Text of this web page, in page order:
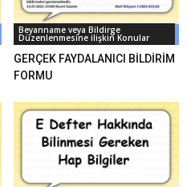
Beyanname veya Bildirge
Düzenlenmesine ilişkin Konular
GERÇEK FAYDALANICI BİLDİRİM
FORMU